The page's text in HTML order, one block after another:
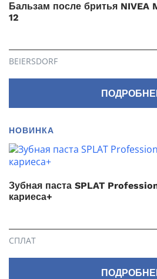
Бальзам после бритья NIVEA
12
BEIERSDORF
НОВИНКА
Зубная паста SPLAT
кариеса+
СПЛАТ